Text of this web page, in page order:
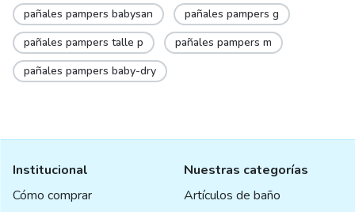
pañales pampers babysan
pañales pampers g
pañales pampers talle p
pañales pampers m
pañales pampers baby-dry
Institucional
Cómo comprar
Nuestras categorías
Artículos de baño